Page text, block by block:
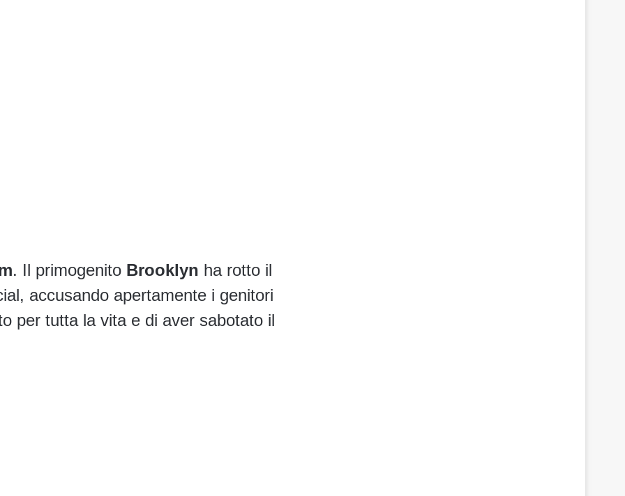
. Il primogenito Brooklyn ha rotto il
accusando apertamente i genitori
per tutta la vita e di aver sabotato il